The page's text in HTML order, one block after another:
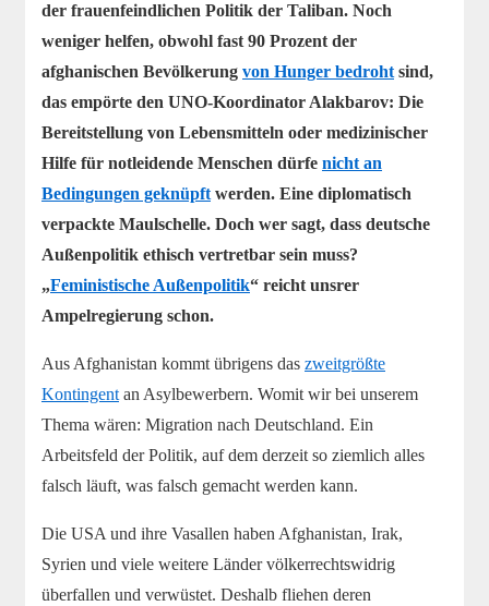
der frauenfeindlichen Politik der Taliban. Noch
weniger helfen, obwohl fast 90 Prozent der
afghanischen Bevölkerung von Hunger bedroht sind,
das empörte den UNO-Koordinator Alakbarov: Die
Bereitstellung von Lebensmitteln oder medizinischer
Hilfe für notleidende Menschen dürfe nicht an
Bedingungen geknüpft werden. Eine diplomatisch
verpackte Maulschelle. Doch wer sagt, dass deutsche
Außenpolitik ethisch vertretbar sein muss?
„Feministische Außenpolitik“ reicht unsrer
Ampelregierung schon.
Aus Afghanistan kommt übrigens das zweitgrößte
Kontingent an Asylbewerbern. Womit wir bei unserem
Thema wären: Migration nach Deutschland. Ein
Arbeitsfeld der Politik, auf dem derzeit so ziemlich alles
falsch läuft, was falsch gemacht werden kann.
Die USA und ihre Vasallen haben Afghanistan, Irak,
Syrien und viele weitere Länder völkerrechtswidrig
überfallen und verwüstet. Deshalb fliehen deren